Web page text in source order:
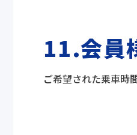
11.会員
ご希望された乗車時